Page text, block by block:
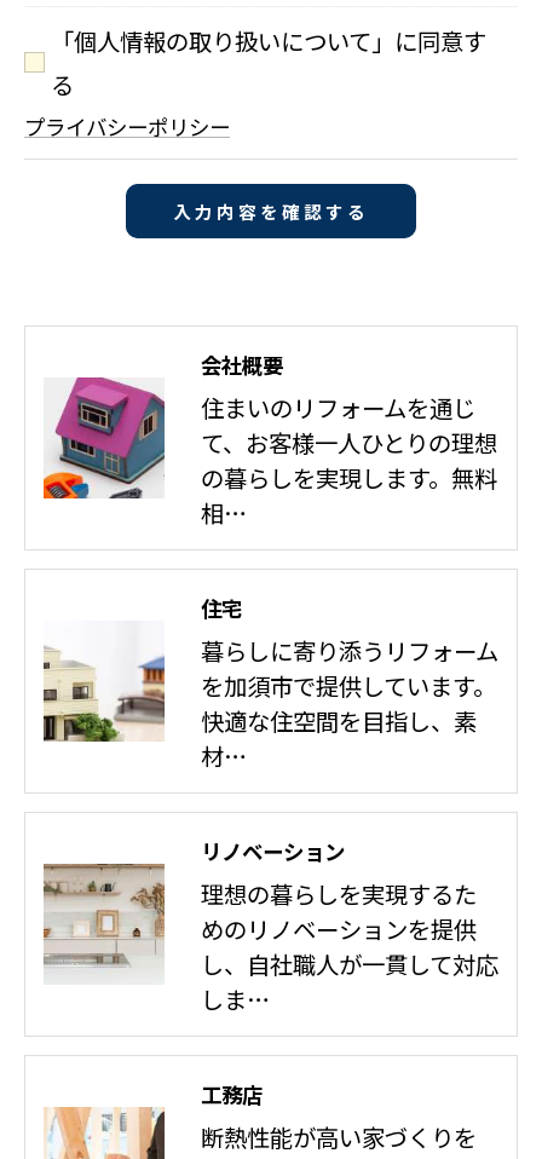
「個人情報の取り扱いについて」に同意す
る
プライバシーポリシー
会社概要
住まいのリフォームを通じ
て、お客様一人ひとりの理想
の暮らしを実現します。無料
相…
住宅
暮らしに寄り添うリフォーム
を加須市で提供しています。
快適な住空間を目指し、素
材…
リノベーション
理想の暮らしを実現するた
めのリノベーションを提供
し、自社職人が一貫して対応
しま…
工務店
断熱性能が高い家づくりを